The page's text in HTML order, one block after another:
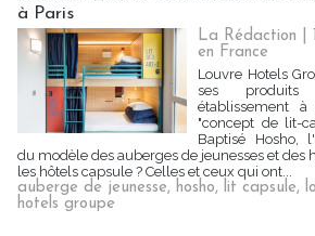
à Paris
La Rédaction |
en France
Louvre Hotels
ses
établissement
"concept de lit-
Baptisé Hosho,
du modèle des auberges de jeunesses et des
les hôtels capsule ? Celles et ceux qui ont...
auberge de jeunesse, hosho, lit capsule,
hotels groupe